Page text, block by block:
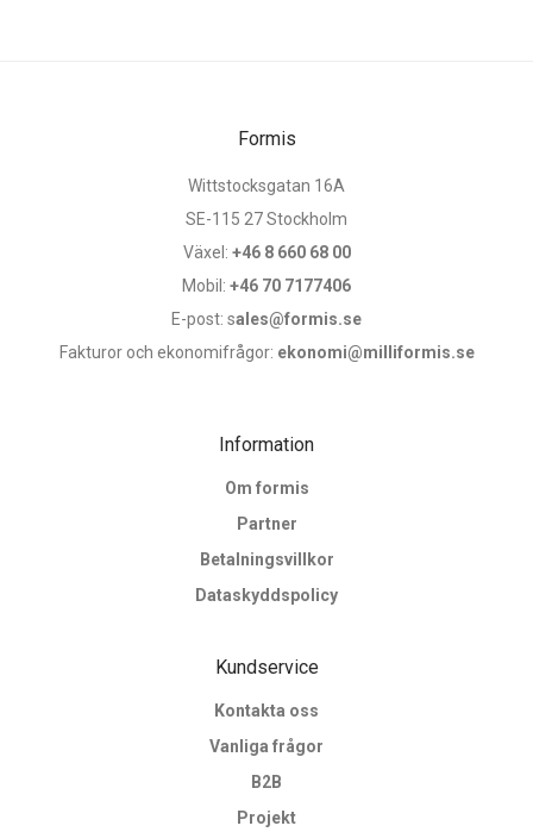
Formis
Wittstocksgatan 16A
SE-115 27 Stockholm
Växel: +46 8 660 68 00
Mobil: +46 70 7177406
E-post: sales@formis.se
Fakturor och ekonomifrågor: ekonomi@milliformis.se
Information
Om formis
Partner
Betalningsvillkor
Dataskyddspolicy
Kundservice
Kontakta oss
Vanliga frågor
B2B
Projekt